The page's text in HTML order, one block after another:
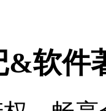
&软件